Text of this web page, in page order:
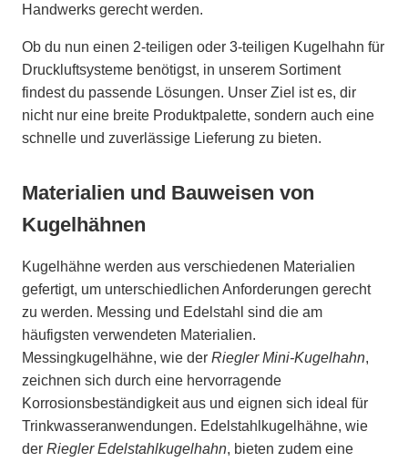
Handwerks gerecht werden.
Ob du nun einen 2-teiligen oder 3-teiligen Kugelhahn für
Druckluftsysteme benötigst, in unserem Sortiment
findest du passende Lösungen. Unser Ziel ist es, dir
nicht nur eine breite Produktpalette, sondern auch eine
schnelle und zuverlässige Lieferung zu bieten.
Materialien und Bauweisen von
Kugelhähnen
Kugelhähne werden aus verschiedenen Materialien
gefertigt, um unterschiedlichen Anforderungen gerecht
zu werden. Messing und Edelstahl sind die am
häufigsten verwendeten Materialien.
Messingkugelhähne, wie der Riegler Mini-Kugelhahn,
zeichnen sich durch eine hervorragende
Korrosionsbeständigkeit aus und eignen sich ideal für
Trinkwasseranwendungen. Edelstahlkugelhähne, wie
der Riegler Edelstahlkugelhahn, bieten zudem eine